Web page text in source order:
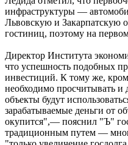
инфраструктуры —
Львовскую и Закарпатскую
гостиниц, поэтому на
Директор Института
что успешность подобных
инвестиций. К тому же,
необходимо просчитывать и
объекты будут
зарабатываемые деньги от
окупится",— пояснил "Ъ"
традиционным путем —